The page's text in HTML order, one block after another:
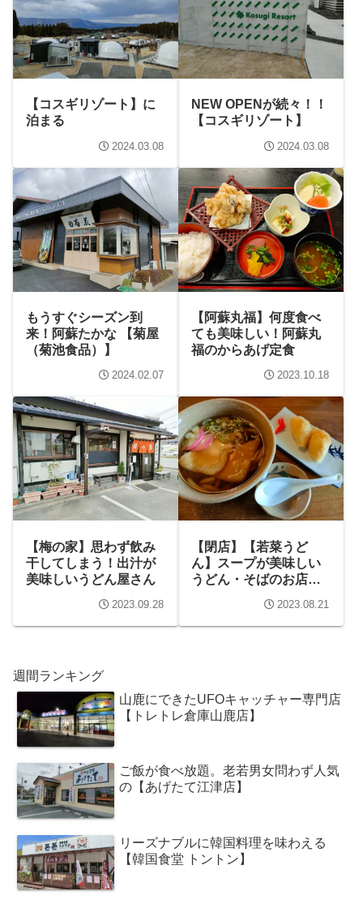
【コスギリゾート】に
泊まる
2024.03.08
NEW OPENが続々！！
【コスギリゾート】
2024.03.08
もうすぐシーズン到
来！阿蘇たかな 【菊屋
（菊池食品）】
2024.02.07
【阿蘇丸福】何度食べ
ても美味しい！阿蘇丸
福のからあげ定食
2023.10.18
【梅の家】思わず飲み
干してしまう！出汁が
美味しいうどん屋さん
2023.09.28
【閉店】【若菜うど
ん】スープが美味しい
うどん・そばのお店！
2023.08.21
週間ランキング
山鹿にできたUFOキャッチャー専門店
【トレトレ倉庫山鹿店】
ご飯が食べ放題。老若男女問わず人気
の【あげたて江津店】
リーズナブルに韓国料理を味わえる
【韓国食堂 トントン】